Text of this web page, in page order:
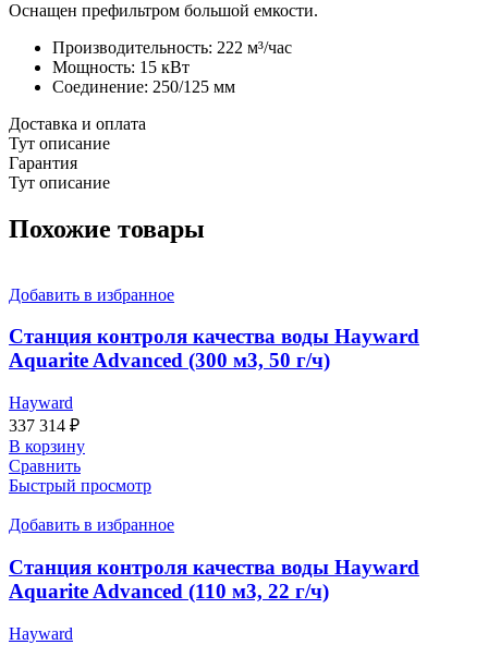
Оснащен префильтром большой емкости.
Производительность: 222 м³/час
Мощность: 15 кВт
Соединение: 250/125 мм
Доставка и оплата
Тут описание
Гарантия
Тут описание
Похожие товары
Добавить в избранное
Станция контроля качества воды Hayward
Aquarite Advanced (300 м3, 50 г/ч)
Hayward
337 314 ₽
В корзину
Сравнить
Быстрый просмотр
Добавить в избранное
Станция контроля качества воды Hayward
Aquarite Advanced (110 м3, 22 г/ч)
Hayward